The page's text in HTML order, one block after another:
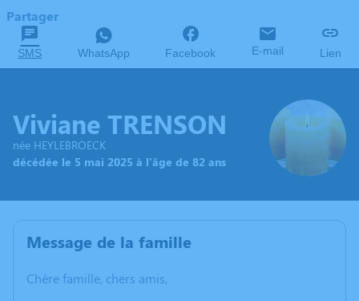
Partager
SMS WhatsApp Facebook E-mail Lien
Viviane TRENSON
née HEYLEBROECK
décédée le 5 mai 2025 à l'âge de 82 ans
Message de la famille
Chère famille, chers amis,